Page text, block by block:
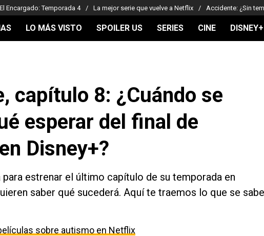
El Encargado: Temporada 4 La mejor serie que vuelve a Netflix Accidente: ¿Sin
LO MÁS VISTO SPOILER US SERIES CINE DISNEY+
capítulo 8: ¿Cuándo se
esperar del final de
Disney+?
estrenar el último capítulo de su temporada en
saber qué sucederá. Aquí te traemos lo que se sabe
sobre autismo en Netflix